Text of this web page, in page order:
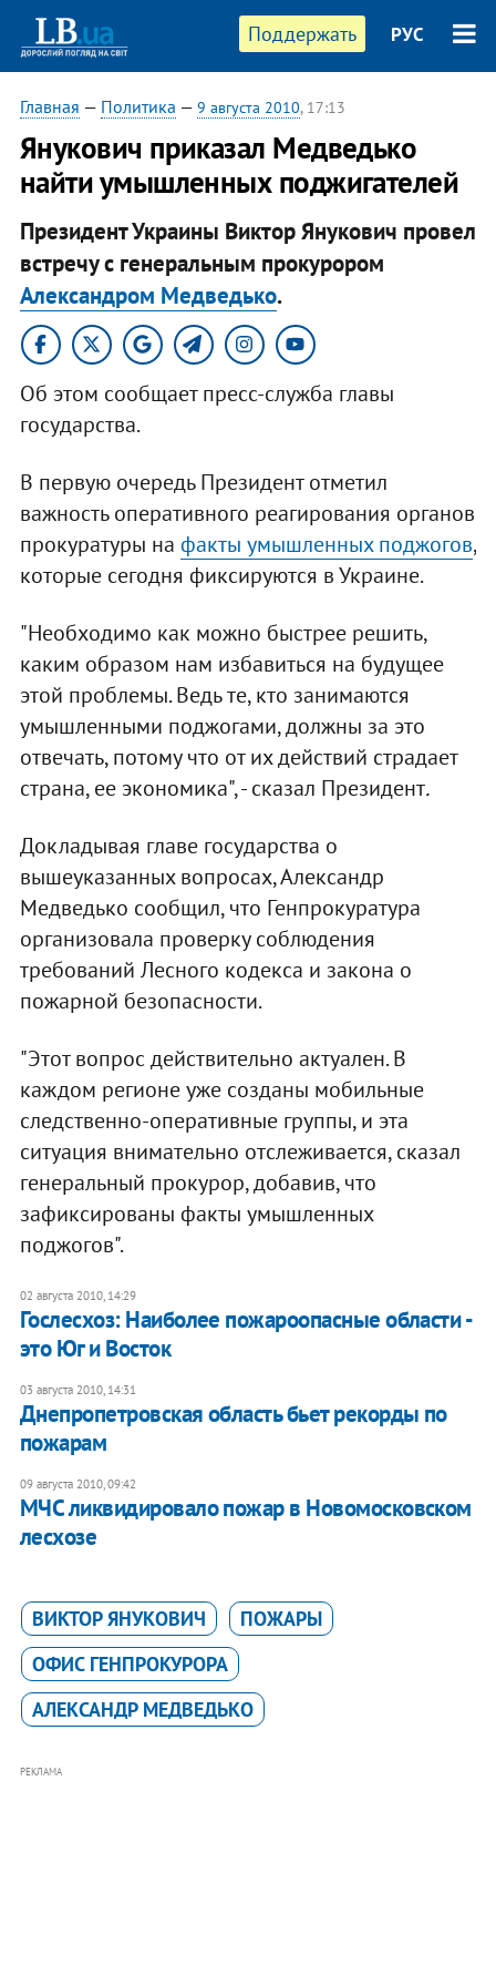
Поддержать РУС
Главная — Политика — 9 августа 2010, 17:13
Янукович приказал Медведько
найти умышленных поджигателей
Президент Украины Виктор Янукович провел
встречу с генеральным прокурором
Александром Медведько.
Об этом сообщает пресс-служба главы
государства.
В первую очередь Президент отметил
важность оперативного реагирования органов
прокуратуры на факты умышленных поджогов,
которые сегодня фиксируются в Украине.
"Необходимо как можно быстрее решить,
каким образом нам избавиться на будущее
этой проблемы. Ведь те, кто занимаются
умышленными поджогами, должны за это
отвечать, потому что от их действий страдает
страна, ее экономика", - сказал Президент.
Докладывая главе государства о
вышеуказанных вопросах, Александр
Медведько сообщил, что Генпрокуратура
организовала проверку соблюдения
требований Лесного кодекса и закона о
пожарной безопасности.
"Этот вопрос действительно актуален. В
каждом регионе уже созданы мобильные
следственно-оперативные группы, и эта
ситуация внимательно отслеживается, сказал
генеральный прокурор, добавив, что
зафиксированы факты умышленных
поджогов".
02 августа 2010, 14:29
Гослесхоз: Наиболее пожароопасные области -
это Юг и Восток
03 августа 2010, 14:31
Днепропетровская область бьет рекорды по
пожарам
09 августа 2010, 09:42
МЧС ликвидировало пожар в Новомосковском
лесхозе
ВИКТОР ЯНУКОВИЧ
ПОЖАРЫ
ОФИС ГЕНПРОКУРОРА
АЛЕКСАНДР МЕДВЕДЬКО
РЕКЛАМА